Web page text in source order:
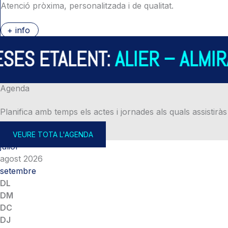
Atenció pròxima, personalitzada i de qualitat.
+ info
ETALENT:ALIER –
Agenda
Planifica amb temps els actes i jornades als quals assistiràs
VEURE TOTA L'AGENDA
juliol
agost 2026
setembre
DL
DM
DC
DJ